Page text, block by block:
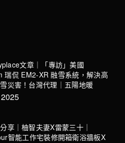
文章｜「專訪」美國
瑞侃 EM2-XR 融雪系統，解決高
災害！台灣代理｜五陽地暖
享｜柚智夫妻X雷蒙三十｜
智能工作宅裝修開箱衛浴牆板X